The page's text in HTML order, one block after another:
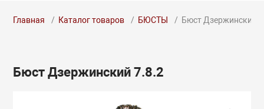
Главная Каталог товаров БЮСТЫ Бюст Дзержинский
Бюст Дзержинский 7.8.2